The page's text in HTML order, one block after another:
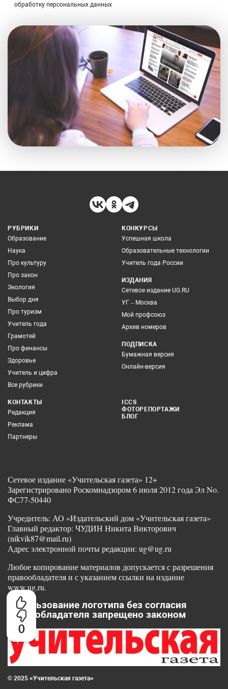
0
обработку персональных данных
РУБРИКИ
Образование
Наука
Про культуру
Про закон
Экология
Выбор дня
Про туризм
Учитель года
Грамотей
Про финансы
Здоровье
Учитель и цифра
Все рубрики
КОНКУРСЫ
Успешная школа
Образовательные технологии
Учитель года России
ИЗДАНИЯ
Сетевое издание UG.RU
УГ – Москва
Мой профсоюз
Архив номеров
ПОДПИСКА
Бумажная версия
Онлайн-версия
КОНТАКТЫ
Редакция
Реклама
Партнеры
ICCS
ФОТОРЕПОРТАЖИ
БЛОГ
Сетевое издание «Учительская газета» 12+
Зарегистрировано Роскомнадзором 6 июля 2012 года Эл No.
ФС77-50440
Учредитель: АО «Издательский дом «Учительская газета»
Главный редактор: ЧУДИН Никита Викторович
(nikvik87@mail.ru)
Адрес электронной почты редакции: ug@ug.ru
Любое копирование материалов допускается с разрешения
правообладателя и с указанием ссылки на издание
www.ug.ru.
Использование логотипа без согласия
правообладателя запрещено законом
© 2025 «Учительская газета»